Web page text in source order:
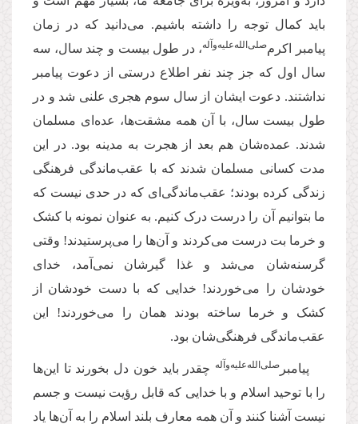
باید کمال توجه را داشته باشیم. می‌دانید که در زمان
پیامبر اکرم‌صلی‌‌الله‌‌علیه‌‌و‌آله، در طول بیست و چند سال، سه
سال اول که جز چند نفر اطلاع درستی از دعوت پیامبر
نداشتند. دعوت ایشان از سال سوم هجری علنی شد و در
طول بیست سال، با آن همه مشقت‌ها، عده‌ای مسلمان
شدند. عمده‌شان هم بعد از هجرت به مدینه بود. در این
مدت کسانی مسلمان شدند که با عقب‌ماندگی فرهنگی
زندگی کرده بودند؛ عقب‌ماندگی‌ای که در حدی نیست که
ما بتوانیم آن را درست درک کنیم. به عنوان نمونه با کشک
و خرما بت درست می‌کردند و آن‌ها را می‌پرستیدند! وقتی
گرسنه‌شان می‌شد و غذا گیرشان نمی‌آمد، خدای
خودشان را می‌خوردند! خدایی که با دست خودشان از
کشک و خرما ساخته بودند همان را می‌خوردند! این
عقب‌ماندگی فرهنگی‌شان بود.
پیامبر صلی‌‌الله‌‌علیه‌‌و‌آله چقدر باید خون دل بخورند تا این‌ها
را با توحید اسلام و با خدایی که قابل رؤیت نیست و جسم
نیست آشنا کنند و آن همه معارف بلند اسلام را به آن‌ها یاد